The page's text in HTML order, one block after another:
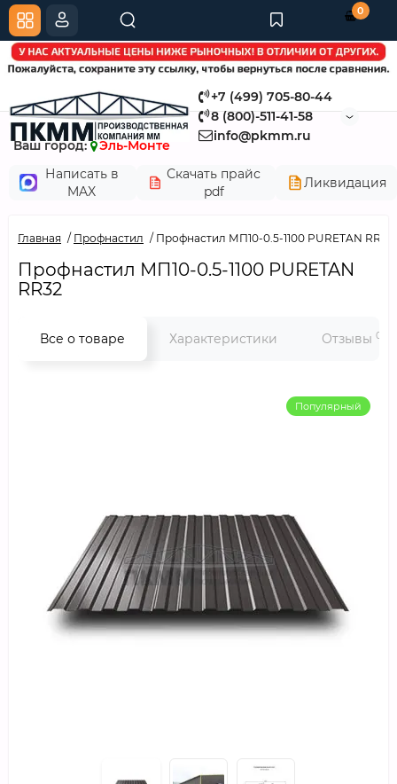
+7 (499) 705-80-44
8 (800)-511-41-58
info@pkmm.ru
Ваш город:
Эль-Монте
Написать в
MAX
Скачать прайс
pdf
Ликвидация
0
Главная Профнастил Профнастил МП10-0.5-1100 PURETAN RR32
Профнастил МП10-0.5-1100 PURETAN
RR32
Все о товаре Характеристики Отзывы 0
Популярный